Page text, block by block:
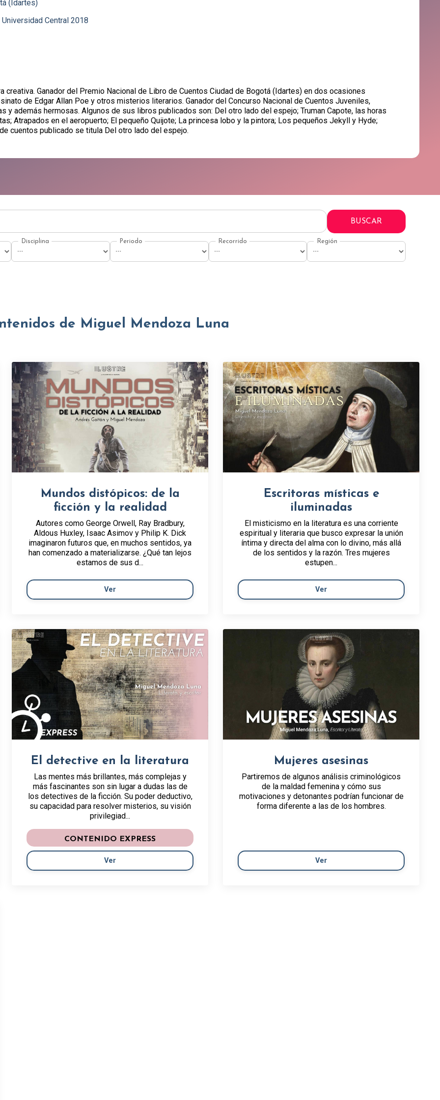
(Idartes)
Central 2018
Ganador del Premio Nacional de Libro de Cuentos Ciudad de Bogotá (Idartes) en dos ocasiones
de Edgar Allan Poe y otros misterios literarios. Ganador del Concurso Nacional de Cuentos Juveniles,
y además hermosas. Algunos de sus libros publicados son: Del otro lado del espejo; Truman Capote, las horas
Atrapados en el aeropuerto; El pequeño Quijote; La princesa lobo y la pintora; Los pequeños Jekyll y Hyde;
cuentos publicado se titula Del otro lado del espejo.
BUSCAR
de Miguel Mendoza Luna
Mundos distópicos: de la
ficción y la realidad
Autores como George Orwell, Ray Bradbury,
Aldous Huxley, Isaac Asimov y Philip K. Dick
imaginaron futuros que, en muchos sentidos, ya
han comenzado a materializarse. ¿Qué tan lejos
estamos de sus d...
Ver
Escritoras místicas e
iluminadas
El misticismo en la literatura es una corriente
espiritual y literaria que busco expresar la unión
íntima y directa del alma con lo divino, más allá
de los sentidos y la razón. Tres mujeres
estupen...
Ver
El detective en la literatura
Las mentes más brillantes, más complejas y
más fascinantes son sin lugar a dudas las de
los detectives de la ficción. Su poder deductivo,
su capacidad para resolver misterios, su visión
privilegiad...
CONTENIDO EXPRESS
Ver
Mujeres asesinas
Partiremos de algunos análisis criminológicos
de la maldad femenina y cómo sus
motivaciones y detonantes podrían funcionar de
forma diferente a las de los hombres.
Ver